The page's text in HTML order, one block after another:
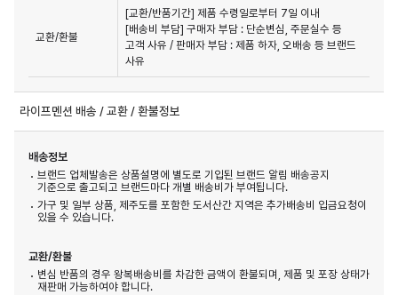
교환/환불
[교환/반품기간] 제품 수령일로부터 7일 이내
[배송비 부담] 구매자 부담 : 단순변심, 주문실수 등
고객 사유 / 판매자 부담 : 제품 하자, 오배송 등 브랜드
사유
라이프멘션 배송 / 교환 / 환불정보
배송정보
브랜드 업체발송은 상품설명에 별도로 기입된 브랜드 알림 배송공지
기준으로 출고되고 브랜드마다 개별 배송비가 부여됩니다.
가구 및 일부 상품, 제주도를 포함한 도서산간 지역은 추가배송비 입금요청이
있을 수 있습니다.
교환/환불
변심 반품의 경우 왕복배송비를 차감한 금액이 환불되며, 제품 및 포장 상태가
재판매 가능하여야 합니다.